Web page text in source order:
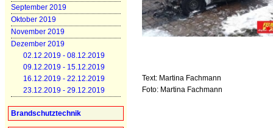
September 2019
Oktober 2019
November 2019
Dezember 2019
02.12.2019 - 08.12.2019
09.12.2019 - 15.12.2019
16.12.2019 - 22.12.2019
23.12.2019 - 29.12.2019
Brandschutztechnik
Text: Martina Fachmann
Foto: Martina Fachmann